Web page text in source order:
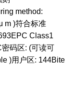
method:
m )符合标准
Class1
码区: (可读可
)用户区: 144Bite